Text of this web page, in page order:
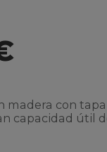
madera con
capacidad útil